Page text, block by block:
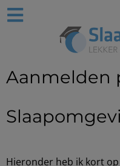
Aanmelden
Hieronder heb ik kort